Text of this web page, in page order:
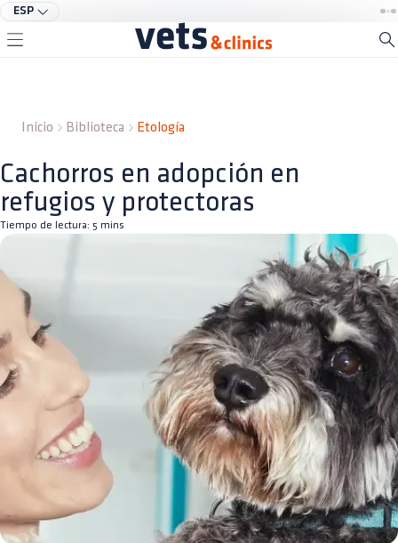
ESP
Inicio Biblioteca Etología
Cachorros en adopción en
refugios y protectoras
Tiempo de lectura: 5 mins